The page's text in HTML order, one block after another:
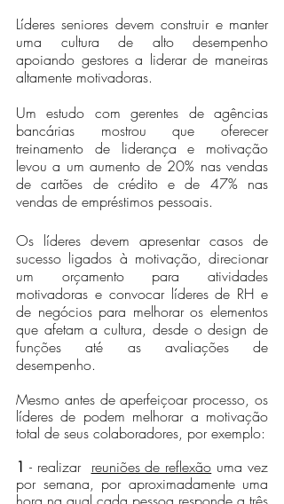
Líderes seniores devem construir e manter
uma cultura de alto desempenho
apoiando gestores a liderar de maneiras
altamente motivadoras.
Um estudo com gerentes de agências
bancárias mostrou que oferecer
treinamento de liderança e motivação
levou a um aumento de 20% nas vendas
de cartões de crédito e de 47% nas
vendas de empréstimos pessoais.
Os líderes devem apresentar casos de
sucesso ligados à motivação, direcionar
um orçamento para atividades
motivadoras e convocar líderes de RH e
de negócios para melhorar os elementos
que afetam a cultura, desde o design de
funções até as avaliações de
desempenho.
Mesmo antes de aperfeiçoar processo, os
líderes de podem melhorar a motivação
total de seus colaboradores, por exemplo:
1 - realizar reuniões de reflexão uma vez
por semana, por aproximadamente uma